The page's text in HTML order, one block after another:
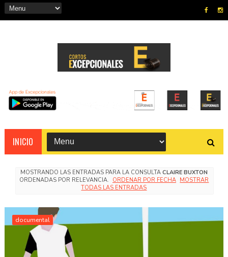
INICIO
MOSTRANDO LAS ENTRADAS PARA LA CONSULTA CLAIRE BUXTON
ORDENADAS POR RELEVANCIA. ORDENAR POR FECHA MOSTRAR
TODAS LAS ENTRADAS
documental